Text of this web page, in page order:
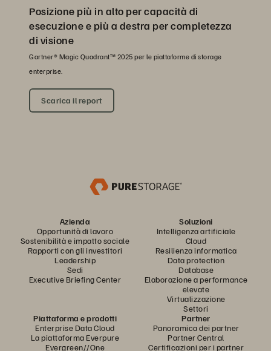
Posizione più in alto per capacità di
esecuzione e più a destra per completezza
di visione
Gartner® Magic Quadrant™ 2025 per le piattaforme di storage
enterprise.
Scarica il report
Azienda
Opportunità di lavoro
Sostenibilità e impatto sociale
Rapporti con gli investitori
Leadership
Sedi
Executive Briefing Center
Soluzioni
Intelligenza artificiale
Cloud
Resilienza informatica
Data protection
Database
Elaborazione a performance
elevate
Virtualizzazione
Settori
Piattaforma e prodotti
Enterprise Data Cloud
La piattaforma Everpure
Evergreen//One
Partner
Panoramica dei partner
Partner Central
Certificazioni per i partner